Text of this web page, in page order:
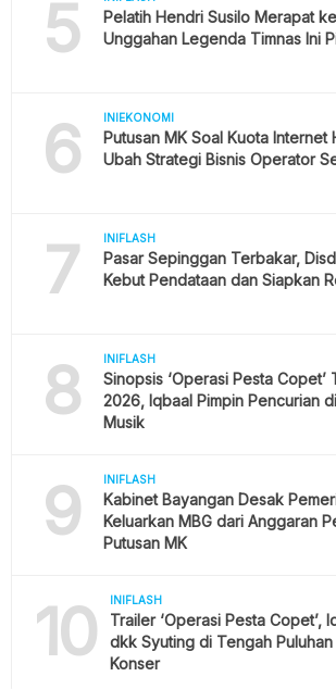
5
Pelatih Hendri Susilo Merapat
Unggahan Legenda Timnas Ini
6 INIEKONOMI
Putusan MK Soal Kuota Internet
Ubah Strategi Bisnis Operator
7 INIFLASH
Pasar Sepinggan Terbakar,
Kebut Pendataan dan Siapkan
8 INIFLASH
Sinopsis ‘Operasi Pesta Copet’
2026, Iqbaal Pimpin Pencurian
Musik
9 INIFLASH
Kabinet Bayangan Desak
Keluarkan MBG dari Anggaran
Putusan MK
10 INIFLASH
Trailer ‘Operasi Pesta Copet’,
dkk Syuting di Tengah
Konser